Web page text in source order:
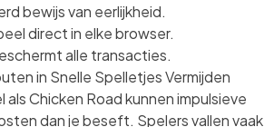
bewijs van eerlijkheid.
direct in elke browser.
alle transacties.
in Snelle Spelletjes Vermijden
als Chicken Road kunnen impulsieve
dan je beseft. Spelers vallen vaak